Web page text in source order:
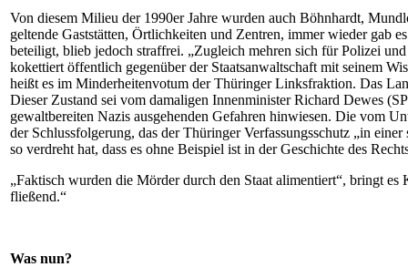
Von diesem Milieu der 1990er Jahre wurden auch Böhnhardt,
geltende Gaststätten, Örtlichkeiten und Zentren, immer wieder gab
beteiligt, blieb jedoch straffrei. „Zugleich mehren sich für Polizei
kokettiert öffentlich gegenüber der Staatsanwaltschaft mit seinem
heißt es im Minderheitenvotum der Thüringer Linksfraktion. Das
Dieser Zustand sei vom damaligen Innenminister Richard Dewes
gewaltbereiten Nazis ausgehenden Gefahren hinwiesen. Die vom
der Schlussfolgerung, das der Thüringer Verfassungsschutz „in
so verdreht hat, dass es ohne Beispiel ist in der Geschichte des
„Faktisch wurden die Mörder durch den Staat alimentiert“, bringt
fließend.“
Was nun?